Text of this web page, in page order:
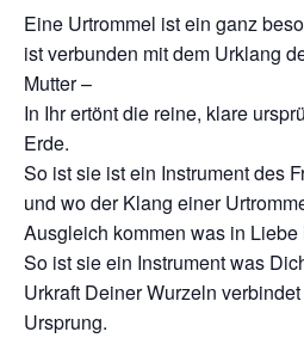
Eine Urtrommel ist ein ganz
ist verbunden mit dem Urklang
Mutter –
In Ihr ertönt die reine, klare
Erde.
So ist sie ist ein Instrument des
und wo der Klang einer
Ausgleich kommen was in
So ist sie ein Instrument was
Urkraft Deiner Wurzeln
Ursprung.